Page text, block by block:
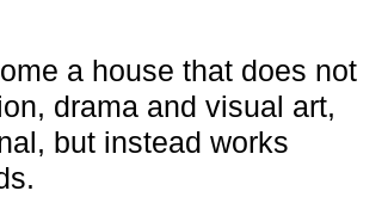
a house that does not
drama and visual art,
but instead works